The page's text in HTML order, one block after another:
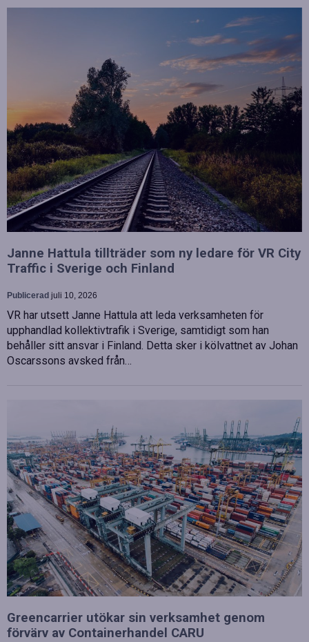
Janne Hattula tillträder som ny ledare för VR City
Traffic i Sverige och Finland
Publicerad juli 10, 2026
VR har utsett Janne Hattula att leda verksamheten för
upphandlad kollektivtrafik i Sverige, samtidigt som han
behåller sitt ansvar i Finland. Detta sker i kölvattnet av Johan
Oscarssons avsked från…
Greencarrier utökar sin verksamhet genom
förvärv av Containerhandel CARU